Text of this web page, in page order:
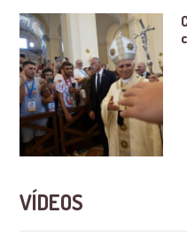
VÍDEOS